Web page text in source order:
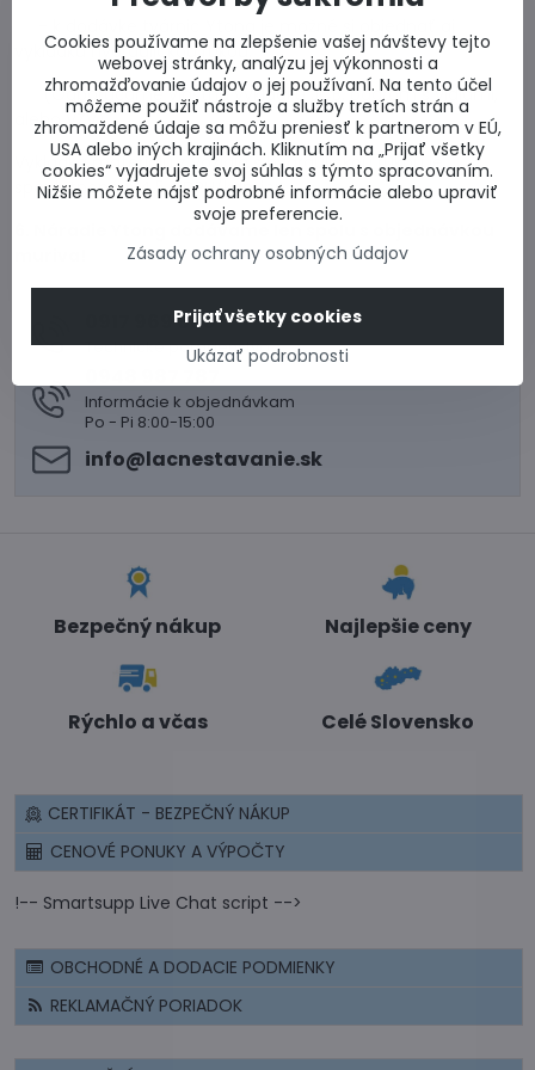
vykládku hydraulickou rukou.
(Odporúčame vlastnú vykládku JCB, bagrom s vidlami,
alebo VZV)
Vykládka materiálu z vozidla s hydraulickou rukou je
spoplatnená 184,5 s DPH/kamion.
6. Náradie Ytong dodávame len spolu s objednávkou
0917 969 003
Technické poradenstvo
Informácie k objednávkam
Po - Pi 8:00-15:00
info​@lacnestavanie​.sk
Bezpečný nákup Najlepšie ceny
Rýchlo a včas Celé Slovensko
CERTIFIKÁT - BEZPEČNÝ NÁKUP
CENOVÉ PONUKY A VÝPOČTY
!-- Smartsupp Live Chat script -->
OBCHODNÉ A DODACIE PODMIENKY
REKLAMAČNÝ PORIADOK
Cookies používame na zlepšenie vašej návštevy tejto
webovej stránky, analýzu jej výkonnosti a
zhromažďovanie údajov o jej používaní. Na tento účel
môžeme použiť nástroje a služby tretích strán a
zhromaždené údaje sa môžu preniesť k partnerom v EÚ,
USA alebo iných krajinách. Kliknutím na „Prijať všetky
cookies“ vyjadrujete svoj súhlas s týmto spracovaním.
Nižšie môžete nájsť podrobné informácie alebo upraviť
svoje preferencie.
Zásady ochrany osobných údajov
Ukázať podrobnosti
Prijať všetky cookies